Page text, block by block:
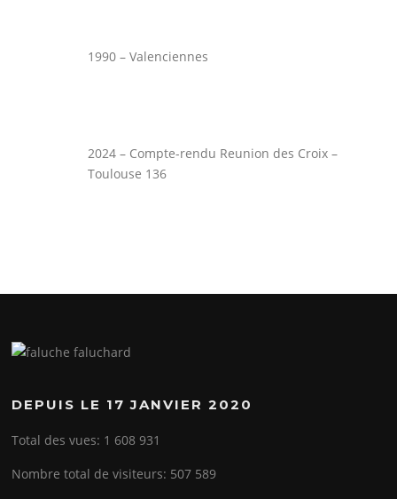
1990 – Valenciennes
2024 – Compte-rendu Reunion des Croix –
Toulouse 136
DEPUIS LE 17 JANVIER 2020
Total des vues: 1 608 931
Nombre total de visiteurs: 507 589